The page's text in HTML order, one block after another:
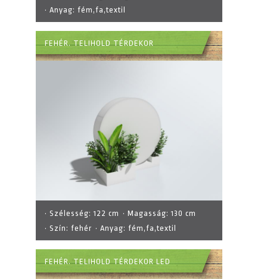
· Anyag: fém,fa,textil
FEHÉR. TELIHOLD TÉRDEKOR
· Szélesség:122 cm · Magasság:130 cm
· Szín: fehér · Anyag: fém,fa,textil
FEHÉR. TELIHOLD TÉRDEKOR LED